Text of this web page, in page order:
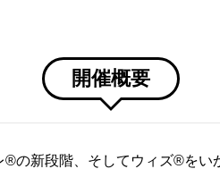
開催概要
®の新段階、そしてウィズ®をい